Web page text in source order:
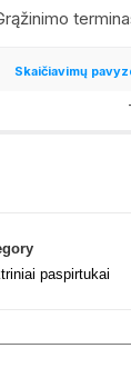
paspirtukai